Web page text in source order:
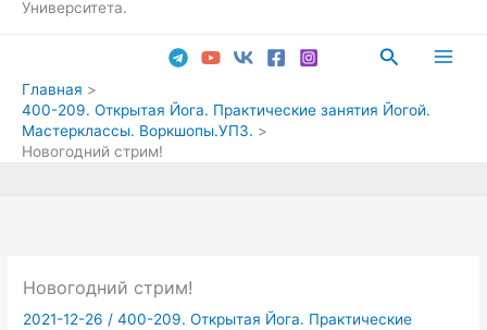
Университета.
Поиск
Главная
400-209. Открытая Йога. Практические занятия Йогой.
Мастерклассы. Воркшопы.УПЗ.
Новогодний стрим!
Новогодний стрим!
2021-12-26 /400-209. Открытая Йога. Практические